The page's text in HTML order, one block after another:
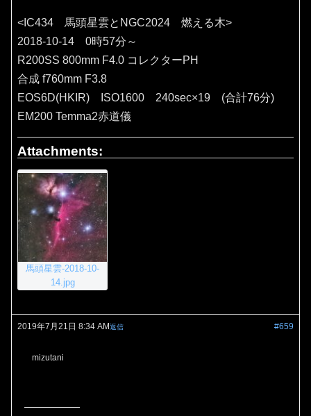
<IC434 馬頭星雲とNGC2024 燃える木>
2018-10-14 0時57分～
R200SS 800mm F4.0 コレクターPH
合成 f760mm F3.8
EOS6D(HKIR) ISO1600 240sec×19 (合計76分)
EM200 Temma2赤道儀
Attachments:
馬頭星雲-2018-10-
14.jpg
2019年7月21日 8:34 AM #659
返信
mizutani